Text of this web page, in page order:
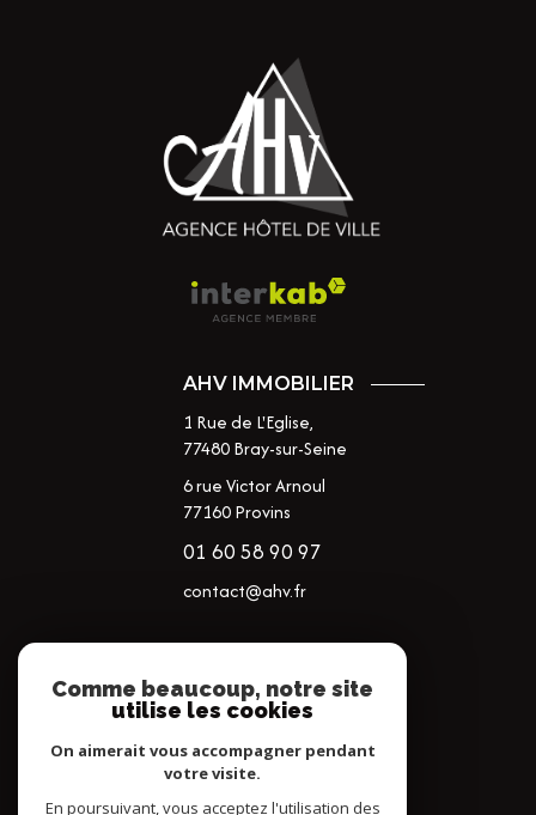
AHV IMMOBILIER
1 Rue de L'Eglise,
77480Bray-sur-Seine
6 rue Victor Arnoul
77160 Provins
01 60 58 90 97
contact@ahv.fr
NOS RÉSEAUX
NOUS SUIVRE
Comme beaucoup, notre site
utilise les cookies
On aimerait vous accompagner pendant
votre visite.
En poursuivant, vous acceptez l'utilisation des